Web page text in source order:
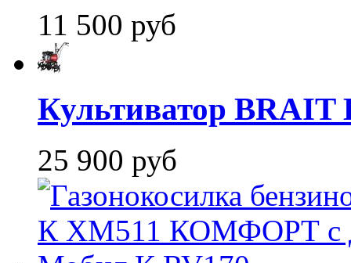
11 500 руб
Культиватор BRAIT
25 900 руб